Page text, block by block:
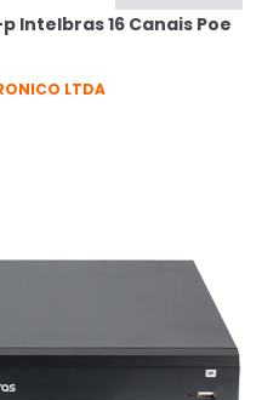
SE
Intelbras 16 Canais Poe
LTDA